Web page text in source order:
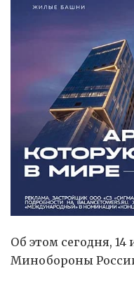
Об этом сегодня,
Минобороны